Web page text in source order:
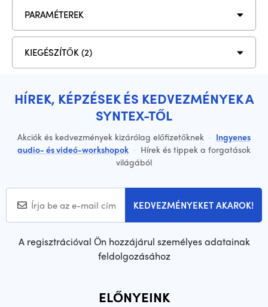
PARAMÉTEREK
KIEGÉSZÍTŐK (2)
HÍREK, KÉPZÉSEK ÉS KEDVEZMÉNYEK A
SYNTEX-TŐL
Akciók és kedvezmények kizárólag előfizetőknek · Ingyenes
audio- és videó-workshopok · Hírek és tippek a forgatások
világából
KEDVEZMÉNYEKET AKAROK!
A regisztrációval Ön hozzájárul személyes adatainak
feldolgozásához
ELŐNYEINK